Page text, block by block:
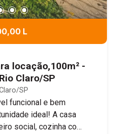
L
locação,100m² -
Claro/SP
SP
funcional e bem
ideal! A casa
social, cozinha com